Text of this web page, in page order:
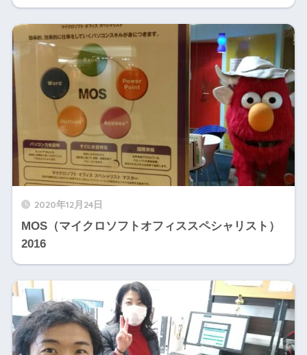
2020年12月24日
MOS（マイクロソフトオフィススペシャリスト）
2016